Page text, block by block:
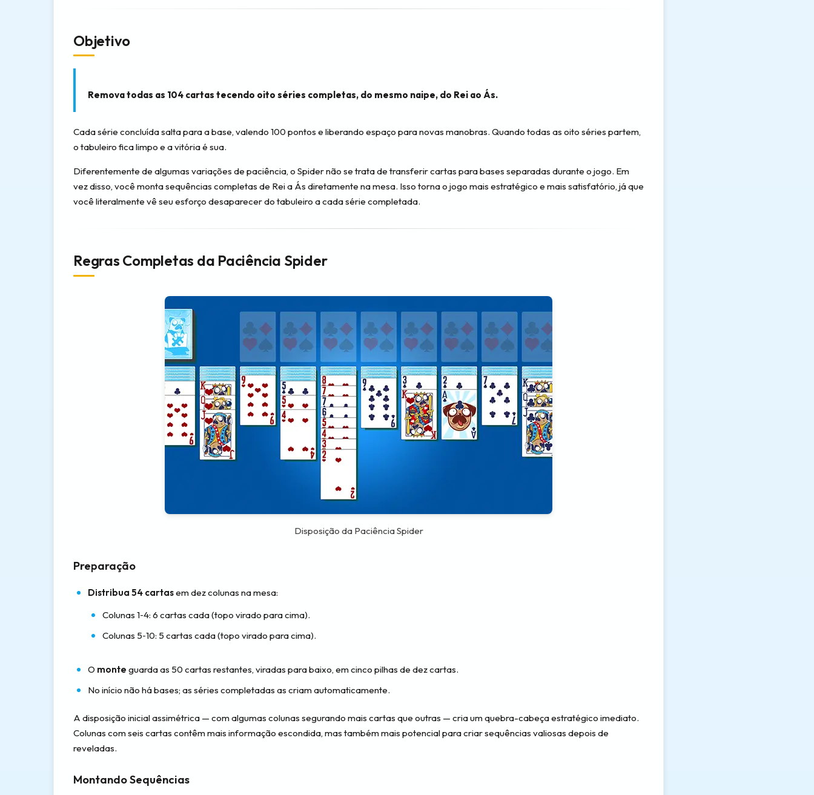
Objetivo
Remova todas as 104 cartas tecendo oito séries completas, do mesmo naipe, do Rei ao Ás.
Cada série concluída salta para a base, valendo 100 pontos e liberando espaço para novas manobras. Quando todas as oito séries partem,
o tabuleiro fica limpo e a vitória é sua.
Diferentemente de algumas variações de paciência, o Spider não se trata de transferir cartas para bases separadas durante o jogo. Em
vez disso, você monta sequências completas de Rei a Ás diretamente na mesa. Isso torna o jogo mais estratégico e mais satisfatório, já que
você literalmente vê seu esforço desaparecer do tabuleiro a cada série completada.
Regras Completas da Paciência Spider
Disposição da Paciência Spider
Preparação
Distribua 54 cartasem dez colunas na mesa:
Colunas 1‑4: 6 cartas cada (topo virado para cima).
Colunas 5‑10: 5 cartas cada (topo virado para cima).
O monte guarda as 50 cartas restantes, viradas para baixo, em cinco pilhas de dez cartas.
No início não há bases; as séries completadas as criam automaticamente.
A disposição inicial assimétrica — com algumas colunas segurando mais cartas que outras — cria um quebra-cabeça estratégico imediato.
Colunas com seis cartas contêm mais informação escondida, mas também mais potencial para criar sequências valiosas depois de
reveladas.
Montando Sequências